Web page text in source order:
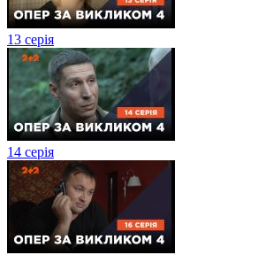
13 серія
14 серія